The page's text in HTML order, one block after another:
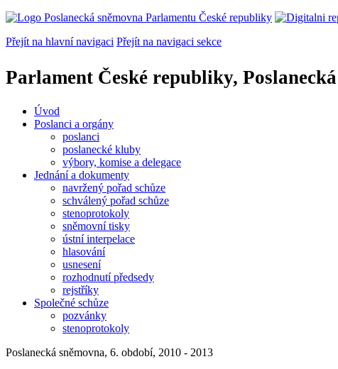
Přejít na hlavní navigaci Přejít na navigaci sekce
Parlament České republiky,
Úvod
Poslanci a orgány
poslanci
poslanecké kluby
výbory, komise a delegace
Jednání a dokumenty
navržený pořad schůze
schválený pořad schůze
stenoprotokoly
sněmovní tisky
ústní interpelace
hlasování
usnesení
rozhodnutí předsedy
rejstříky
Společné schůze
pozvánky
stenoprotokoly
Poslanecká sněmovna, 6. období, 2010 - 2013